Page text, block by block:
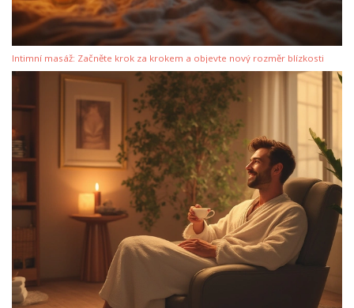
Intimní masáž: Začněte krok za krokem a objevte nový rozměr blízkosti